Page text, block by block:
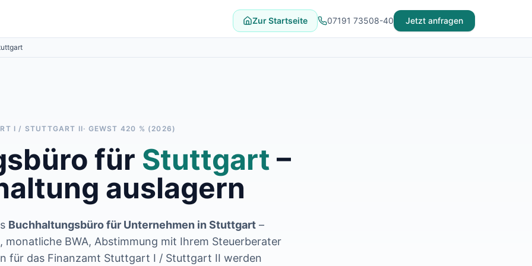
Zur Startseite 07191 73508-40 Jetzt anfragen
I / STUTTGART II· GEWST 420 % (2026)
für Stuttgart –
auslagern
Buchhaltungsbüro für Unternehmen in Stuttgart –
BWA, Abstimmung mit Ihrem Steuerberater
für das Finanzamt Stuttgart I / Stuttgart II werden